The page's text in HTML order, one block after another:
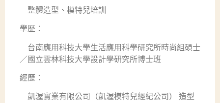
整體造型、模特兒培訓
學歷：
台南應用科技大學生活應用科學研究所時尚組碩士
／國立雲林科技大學設計學研究所博士班
經歷：
凱渥實業有限公司（凱渥模特兒經紀公司） 造型